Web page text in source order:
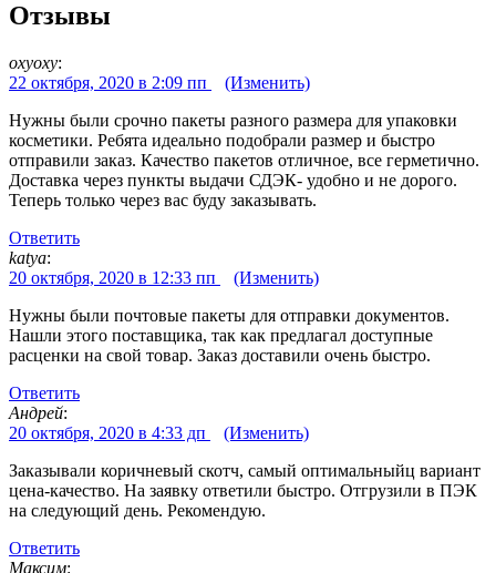
Отзывы
oxyoxy:
22 октября, 2020 в 2:09 пп
(Изменить)
Нужны были срочно пакеты разного размера для упаковки
косметики. Ребята идеально подобрали размер и быстро
отправили заказ. Качество пакетов отличное, все герметично.
Доставка через пункты выдачи СДЭК- удобно и не дорого.
Теперь только через вас буду заказывать.
Ответить
katya:
20 октября, 2020 в 12:33 пп
(Изменить)
Нужны были почтовые пакеты для отправки документов.
Нашли этого поставщика, так как предлагал доступные
расценки на свой товар. Заказ доставили очень быстро.
Ответить
Андрей:
20 октября, 2020 в 4:33 дп
(Изменить)
Заказывали коричневый скотч, самый оптимальныйц вариант
цена-качество. На заявку ответили быстро. Отгрузили в ПЭК
на следующий день. Рекомендую.
Ответить
Максим: